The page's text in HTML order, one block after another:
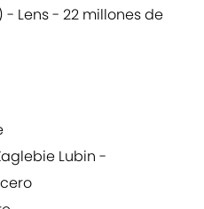
Lens - 22 millones de
Lubin -